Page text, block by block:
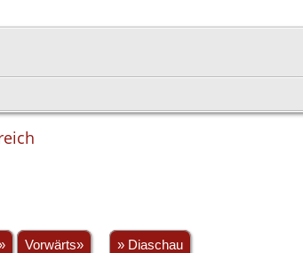
Vorwärts» » Diaschau